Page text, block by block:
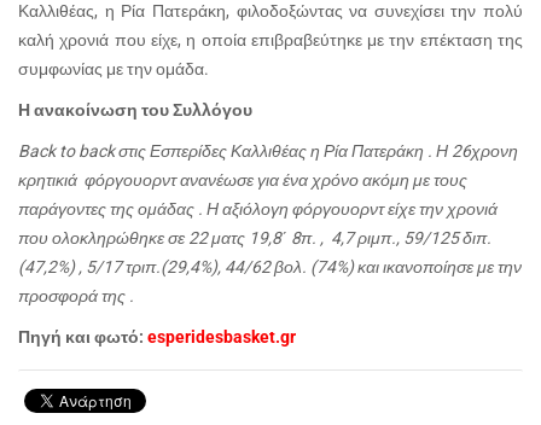
Καλλιθέας, η Ρία Πατεράκη, φιλοδοξώντας να συνεχίσει την πολύ
καλή χρονιά που είχε, η οποία επιβραβεύτηκε με την επέκταση της
συμφωνίας με την ομάδα.
Η ανακοίνωση του Συλλόγου
Back to back στις Εσπερίδες Καλλιθέας η Ρία Πατεράκη . Η 26χρονη
κρητικιά φόργουορντ ανανέωσε για ένα χρόνο ακόμη με τους
παράγοντες της ομάδας . Η αξιόλογη φόργουορντ είχε την χρονιά
που ολοκληρώθηκε σε 22 ματς 19,8΄ 8π. , 4,7 ριμπ., 59/125 διπ.
(47,2%) , 5/17 τριπ.(29,4%), 44/62 βολ. (74%) και ικανοποίησε με την
προσφορά της .
Πηγή και φωτό: esperidesbasket.gr